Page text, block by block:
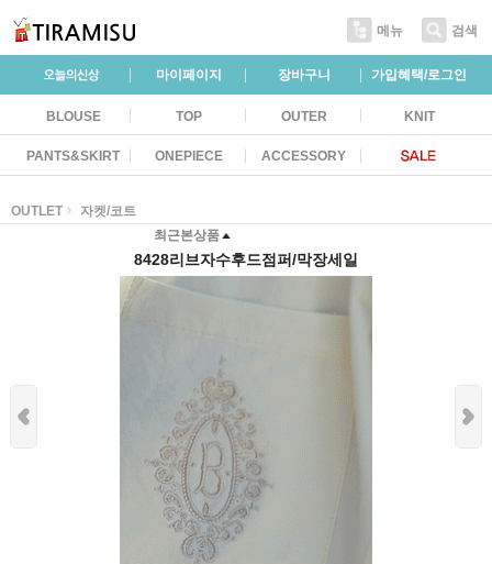
메뉴 검색
마이페이지 장바구니 가입혜택/로그인
BLOUSE TOP OUTER KNIT
PANTS&SKIRT ONEPIECE ACCESSORY
OUTLET
자켓/코트
최근본상품
8428리브자수후드점퍼/막장세일